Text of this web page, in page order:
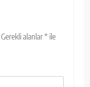
Gerekli alanlar* ile